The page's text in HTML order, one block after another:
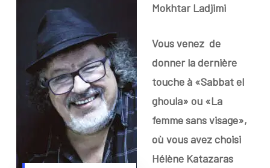
Mokhtar Ladjimi
Vous venez de
donner la dernière
touche à «Sabbat el
ghoula» ou «La
femme sans visage»,
où vous avez choisi
Hélène Katazaras